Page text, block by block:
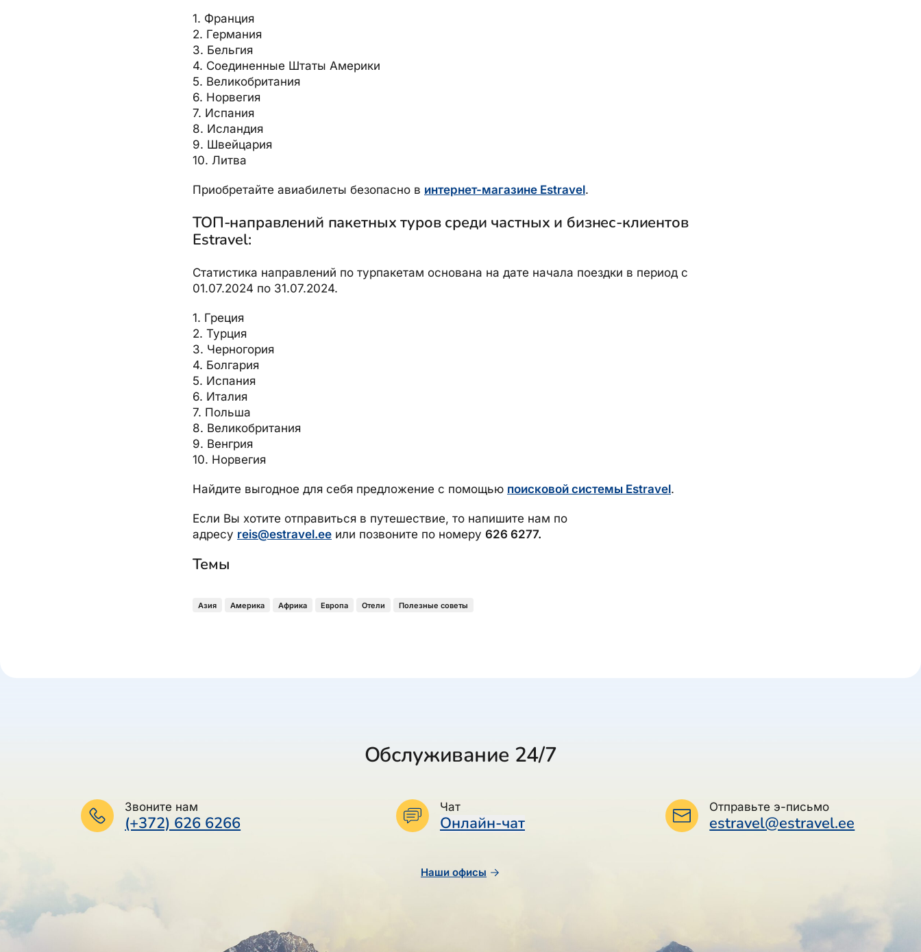
1. Франция
2. Германия
3. Бельгия
4. Соединенные Штаты Америки
5. Великобритания
6. Норвегия
7. Испания
8. Исландия
9. Швейцария
10. Литва
Приобретайте авиабилеты безопасно в интернет-магазине Estravel.
ТОП-направлений пакетных туров среди частных и бизнес-клиентов
Estravel:
Статистика направлений по турпакетам основана на дате начала поездки в период с
01.07.2024 по 31.07.2024.
1. Греция
2. Турция
3. Черногория
4. Болгария
5. Испания
6. Италия
7. Польша
8. Великобритания
9. Венгрия
10. Норвегия
Найдите выгодное для себя предложение с помощью поисковой системы Estravel.
Если Вы хотите отправиться в путешествие, то напишите нам по
адресу reis@estravel.ee или позвоните по номеру 626 6277.
Темы
Азия Америка Африка Европа Отели Полезные советы
Обслуживание 24/7
Звоните нам
(+372) 626 6266
Чат
Онлайн-чат
Отправьте э-письмо
estravel@estravel.ee
Наши офисы